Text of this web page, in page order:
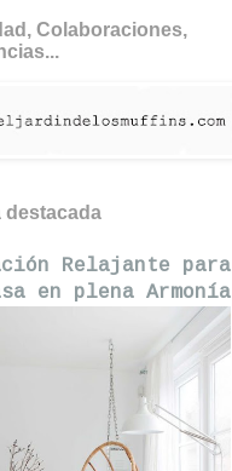
Colaboraciones,
destacada
Relajante para
en plena Armonía